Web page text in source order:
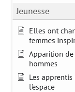
Jeunesse
Elles ont
femmes
Apparition
hommes
Les
l'espace